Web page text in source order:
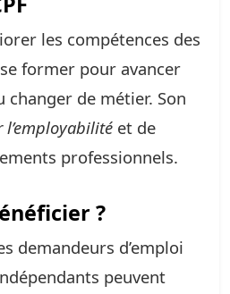
les compétences des
former pour avancer
changer de métier. Son
l’employabilité et de
professionnels.
?
demandeurs d’emploi
peuvent